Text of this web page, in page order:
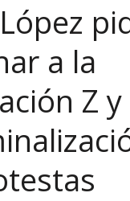
a la
Z